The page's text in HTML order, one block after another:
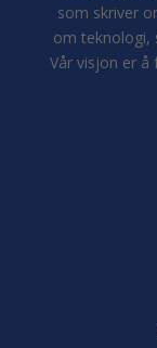
som skriver
om teknologi,
Vår visjon er å